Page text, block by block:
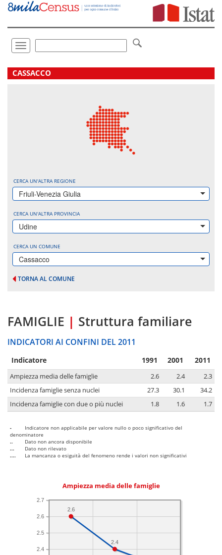
Vai
direttamente
Toggle
navigation
.
CASSACCO
CERCA UN'ALTRA REGIONE
Friuli-Venezia Giulia
CERCA UN'ALTRA PROVINCIA
Udine
CERCA UN COMUNE
Cassacco
TORNA AL COMUNE
FAMIGLIE | Struttura familiare
INDICATORI AI CONFINI DEL 2011
Indicatore 1991 2001 2011
Ampiezza media delle famiglie 2.6 2.4
2.3
Incidenza famiglie senza nuclei
27.3 30.1
34.2
Incidenza famiglie con due o più nuclei
1.8 1.6 1.7
-
Indicatore non applicabile per valore nullo o poco significativo del
denominatore
..
Dato non ancora disponibile
...
Dato non rilevato
....
La mancanza o esiguità del fenomeno rende i valori non significativi
Ampiezza media delle famiglie
2.4
2.5
2.6
2.7
2.4
2.6